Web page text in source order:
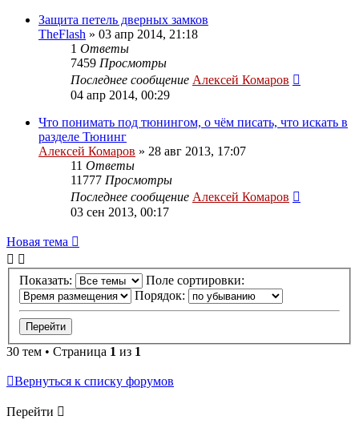
Защита петель дверных замков
TheFlash » 03 апр 2014, 21:18
1 Ответы
7459 Просмотры
Последнее сообщение Алексей Комаров
04 апр 2014, 00:29
Что понимать под тюнингом, о чём писать, что искать в
разделе Тюнинг
Алексей Комаров » 28 авг 2013, 17:07
11 Ответы
11777 Просмотры
Последнее сообщение Алексей Комаров
03 сен 2013, 00:17
Новая тема
Показать:
Поле сортировки:
Порядок:
30 тем • Страница 1 из 1
Вернуться к списку форумов
Перейти